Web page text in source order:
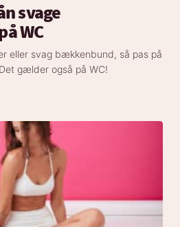
svage
WC
eller svag bækkenbund, så pas på
gælder også på WC!